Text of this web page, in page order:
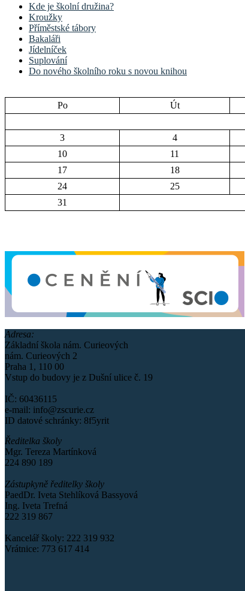
Kde je školní družina?
Kroužky
Příměstské tábory
Bakaláři
Jídelníček
Suplování
Do nového školního roku s novou knihou
Po
Út
3
4
10
11
17
18
24
25
31
Adresa:
Základní škola nám. Curieových
nám. Curieových 2
Praha 1, 110 00
Vstup do budovy je z Dušní ulice č. 19
IČ: 60436115
e-mail: info@zscurie.cz
ID datové schránky: 8f5yrit
Ředitelka školy
Mgr. Tereza Martínková
224 890 189
Zástupkyně ředitelky školy
PaedDr. Iveta Stehlíková Bassyová
Ing. Iveta Trefná
222 319 867
Kancelář školy: 222 319 932
Vrátnice: 773 617 414